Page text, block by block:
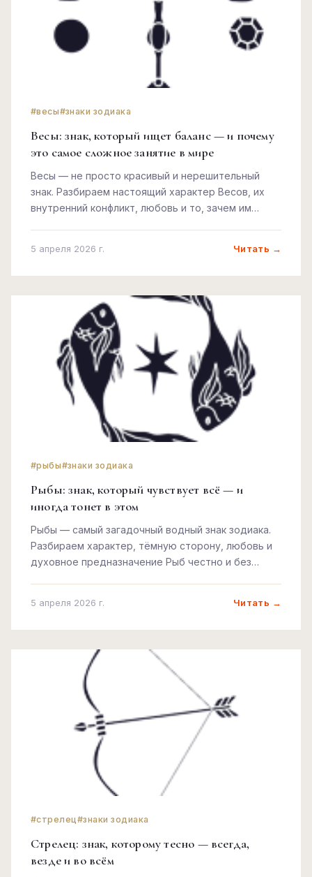
#весы#знаки зодиака
Весы: знак, который ищет баланс — и почему
это самое сложное занятие в мире
Весы — не просто красивый и нерешительный
знак. Разбираем настоящий характер Весов, их
внутренний конфликт, любовь и то, зачем им
5 апреля 2026 г. Читать →
#рыбы#знаки зодиака
Рыбы: знак, который чувствует всё — и
иногда тонет в этом
Рыбы — самый загадочный водный знак зодиака.
Разбираем характер, тёмную сторону, любовь и
духовное предназначение Рыб честно и без
5 апреля 2026 г. Читать →
#стрелец#знаки зодиака
Стрелец: знак, которому тесно — всегда,
везде и во всём